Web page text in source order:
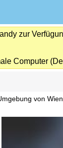
zur
Computer
von